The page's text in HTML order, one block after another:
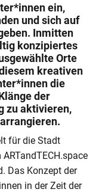
ein,
und sich auf
Inmitten
konzipiertes
Orte
kreativen
die
der
zu aktivieren,
für die Stadt
Das Konzept der
in der Zeit der